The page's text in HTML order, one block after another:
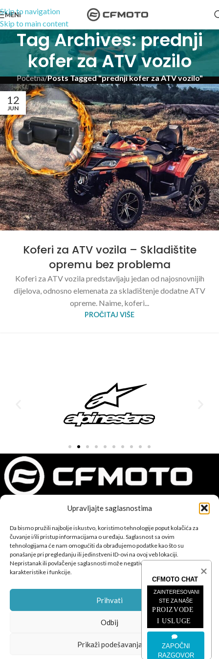
Upravljajte saglasnostima
Da bismo pružili najbolje iskustvo, koristimo tehnologije poput kolačića za
čuvanje i/ili pristup informacijama o uređaju. Saglasnost sa ovim
tehnologijama će nam omogućiti da obrađujemo podatke kao što su
ponašanje pri pregledanju ili jedinstveni ID-ovi na ovoj veb lokaciji.
Nepristanak ili povlačenje saglasnosti može negativno uticati na određene
karakteristike i funkcije.
Prihvati
Odbij
Prikaži podešavanja
Skip to navigation
Skip to main content
MENI
Tag Archives: prednji
kofer za ATV vozilo
Početna/Posts Tagged "prednji kofer za ATV vozilo"
12
JUN
Koferi za ATV vozila – Skladištite
opremu bez problema
Koferi za ATV vozila predstavljaju jedan od najosnovnijih
dijelova, odnosno elemenata za skladištenje dodatne ATV
opreme. Naime, koferi...
PROČITAJ VIŠE
savršene performanse, pouzdanost i maksimalno uzbuđenje u
svakoj vožnji.
POSLJEDNJE SA BLOGA
CFMOTO CHAT
ZAINTERESOVANI
STE ZA NAŠE
ZAPOČNI
RAZGOVOR
PROIZVODE
I USLUGE